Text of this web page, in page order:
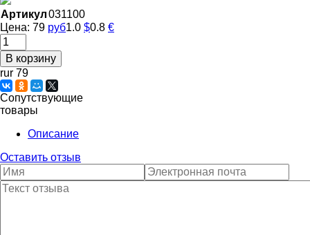
Артикул031100
Цена: 79 руб1.0 $0.8 €
rur 79
Сопутствующие
товары
Описание
Оставить отзыв